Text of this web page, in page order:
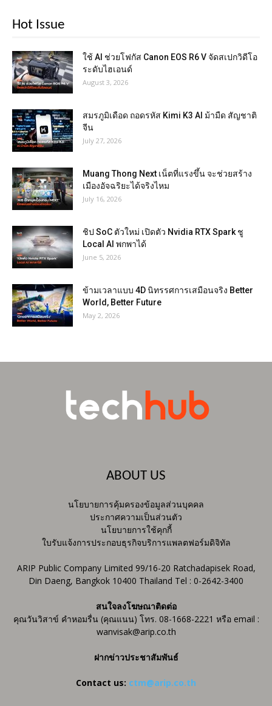
Hot Issue
ใช้ AI ช่วยโฟกัส Canon EOS R6 V จัดสเปกวิดีโอ
ระดับไฮเอนด์
August 3, 2026
สมรภูมิเดือด ถอดรหัส Kimi K3 AI ม้ามืด สัญชาติ
จีน
July 27, 2026
Muang Thong Next เน็ตที่แรงขึ้น จะช่วยสร้าง
เมืองอัจฉริยะได้จริงไหม
July 16, 2026
ชิป SoC ตัวใหม่ เปิดตัว Nvidia RTX Spark ชู
Local AI พกพาได้
June 5, 2026
ข้ามเวลาแบบ 4D นิทรรศการเสมือนจริง Better
World, Better Future
May 2, 2026
ABOUT US
นโยบายการคุ้มครองข้อมูลส่วนบุคคล
ประกาศความเป็นส่วนตัว
นโยบายการใช้คุกกี้
ใบรับแจ้งการประกอบธุรกิจบริการแพลตฟอร์มดิจิทัล
ARIP Public Company Limited 99/16-20 Ratchadapisek Road,
Din Daeng, Bangkok 10400 Thailand Tel : 0-2642-3400
สนใจลงโฆษณาติดต่อ
คุณวันวิสาข์ คำหอมรื่น (คุณแนน) โทร. 08-1668-2221 หรือ email :
wanvisak@arip.co.th
ฝากข่าวประชาสัมพันธ์
Contact us: ctm@arip.co.th